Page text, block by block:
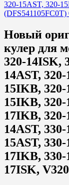
Новый
кулер для
320-14ISK,
14AST,
15IKB, 320-
15IKB, 320-
17IKB,
14AST,
15AST,
17IKB,
17ISK,